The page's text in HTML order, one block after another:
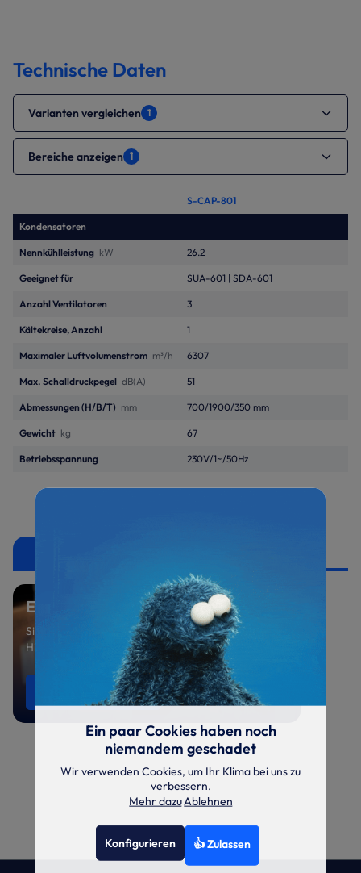
Technische Daten
Varianten vergleichen 1
Bereiche anzeigen 1
S-CAP-801
Kondensatoren
Nennkühlleistung kW 26.2
Geeignet für SUA-601 | SDA-601
Anzahl Ventilatoren 3
Kältekreise, Anzahl 1
Maximaler Luftvolumenstrom m³/h 6307
Max. Schalldruckpegel dB(A) 51
Abmessungen (H/B/T) mm 700/1900/350 mm
Gewicht kg 67
Betriebsspannung 230V/1~/50Hz
Ersatzteil benötigt?
Sie suchen ein spezielles Ersatzteil oder benötigen
Hilfe bei der Auswahl? Sprechen Sie uns an.
Ersatzteile anfragen 0521 800 699-47
Ein paar Cookies haben noch
niemandem geschadet
Wir verwenden Cookies, um Ihr Klima bei uns zu
verbessern.
Mehr dazuAblehnen
Konfigurieren 👍 Zulassen